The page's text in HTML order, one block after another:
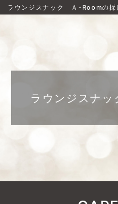
ラウンジスナック Ａ-Roomの採
ラウンジスナ